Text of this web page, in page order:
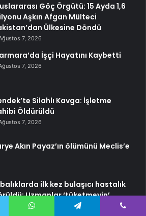
Göç Örgütü: 15 Ayda 1,6
Aşkın Afgan Mülteci
Ülkesine Döndü
7, 2026
İşçi Hayatını Kaybetti
7, 2026
Silahlı Kavga: İşletme
Öldürüldü
7, 2026
Akın Payaz’ın ölümünü Meclis’e
ilk kez bulaşıcı hastalık
Uzmanlar ‘tüketmeyin’
yaptı